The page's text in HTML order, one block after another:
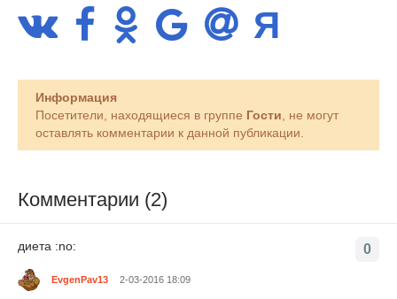
Информация
Посетители, находящиеся в группе Гости , не могут
оставлять комментарии к данной публикации.
Комментарии (2)
0
диета :no:
EvgenPav13 2-03-2016 18:09